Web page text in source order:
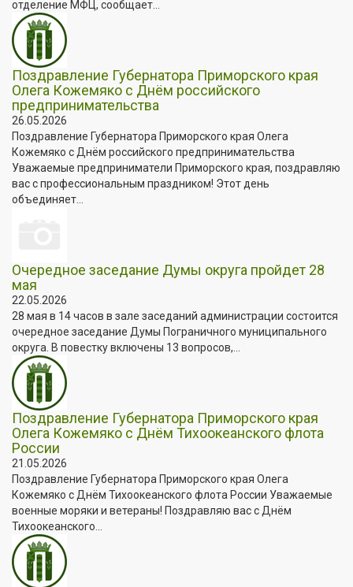
отделение МФЦ, сообщает...
Поздравление Губернатора Приморского края
Олега Кожемяко с Днём российского
предпринимательства
26.05.2026
Поздравление Губернатора Приморского края Олега
Кожемяко с Днём российского предпринимательства
Уважаемые предприниматели Приморского края, поздравляю
вас с профессиональным праздником! Этот день
объединяет...
Очередное заседание Думы округа пройдет 28
мая
22.05.2026
28 мая в 14 часов в зале заседаний администрации состоится
очередное заседание Думы Пограничного муниципального
округа. В повестку включены 13 вопросов,...
Поздравление Губернатора Приморского края
Олега Кожемяко с Днём Тихоокеанского флота
России
21.05.2026
Поздравление Губернатора Приморского края Олега
Кожемяко с Днём Тихоокеанского флота России Уважаемые
военные моряки и ветераны! Поздравляю вас с Днём
Тихоокеанского...